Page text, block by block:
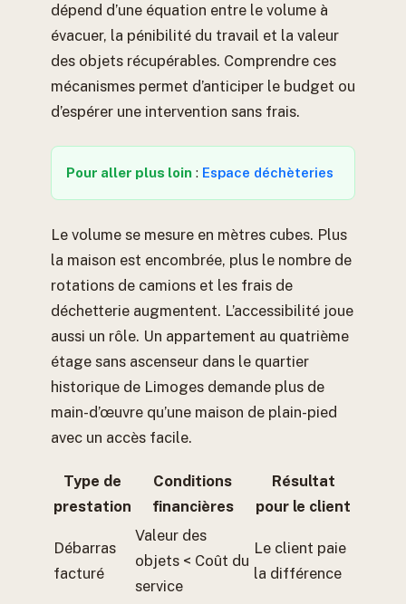
dépend d’une équation entre le volume à
évacuer, la pénibilité du travail et la valeur
des objets récupérables. Comprendre ces
mécanismes permet d’anticiper le budget ou
d’espérer une intervention sans frais.
Pour aller plus loin : Espace déchèteries
Le volume se mesure en mètres cubes. Plus
la maison est encombrée, plus le nombre de
rotations de camions et les frais de
déchetterie augmentent. L’accessibilité joue
aussi un rôle. Un appartement au quatrième
étage sans ascenseur dans le quartier
historique de Limoges demande plus de
main-d’œuvre qu’une maison de plain-pied
avec un accès facile.
Type de
prestation
Conditions
financières
Résultat
pour le client
Débarras
facturé
Valeur des
objets < Coût du
service
Le client paie
la différence